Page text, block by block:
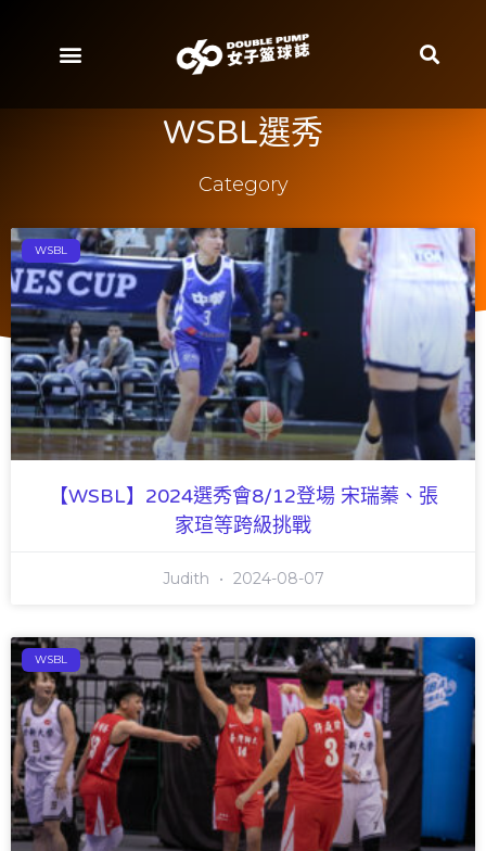
WSBL選秀
Category
WSBL
【WSBL】2024選秀會8/12登場 宋瑞蓁、張
家瑄等跨級挑戰
Judith 2024-08-07
WSBL